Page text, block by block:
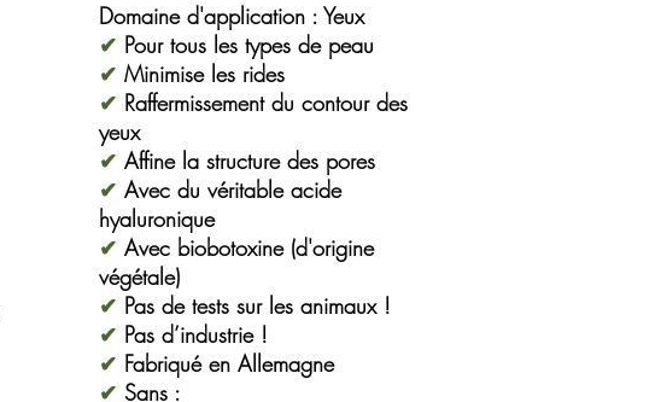
Domaine d'application : Yeux
✔ Pour tous les types de peau
✔ Minimise les rides
✔ Raffermissement du contour des
yeux
✔ Affine la structure des pores
✔ Avec du véritable acide
hyaluronique
✔ Avec biobotoxine (d'origine
végétale)
✔ Pas de tests sur les animaux !
✔ Pas d’industrie !
✔ Fabriqué en Allemagne
✔ Sans :